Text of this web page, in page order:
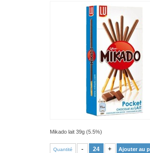
Mikado lait 39g (5.5%)
Quantité - + Ajouter au